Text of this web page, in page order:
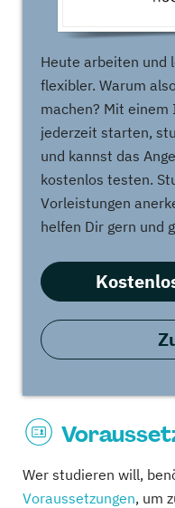
Heute arbeiten und
flexibler. Warum
machen? Mit einem
jederzeit starten,
und kannst das
kostenlos testen.
Vorleistungen
helfen Dir gern und
Wer studieren will,
Voraussetzungen, um